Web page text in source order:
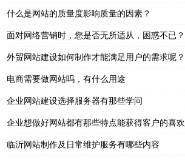
什么是网站的质量度影响质量的因素？
面对网络营销时，您是否无所适从，困惑不已？
外贸网站建设如何制作才能满足用户的需求呢？
电商需要做网站吗，有什么用途
企业网站建设选择服务器有那些学问
企业想做好网站都有那些特点能获得客户的喜欢
临沂网站制作及日常维护服务有哪些内容